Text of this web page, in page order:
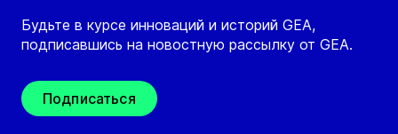
Будьте в курсе инноваций и историй GEA,
подписавшись на новостную рассылку от GEA.
Подписаться